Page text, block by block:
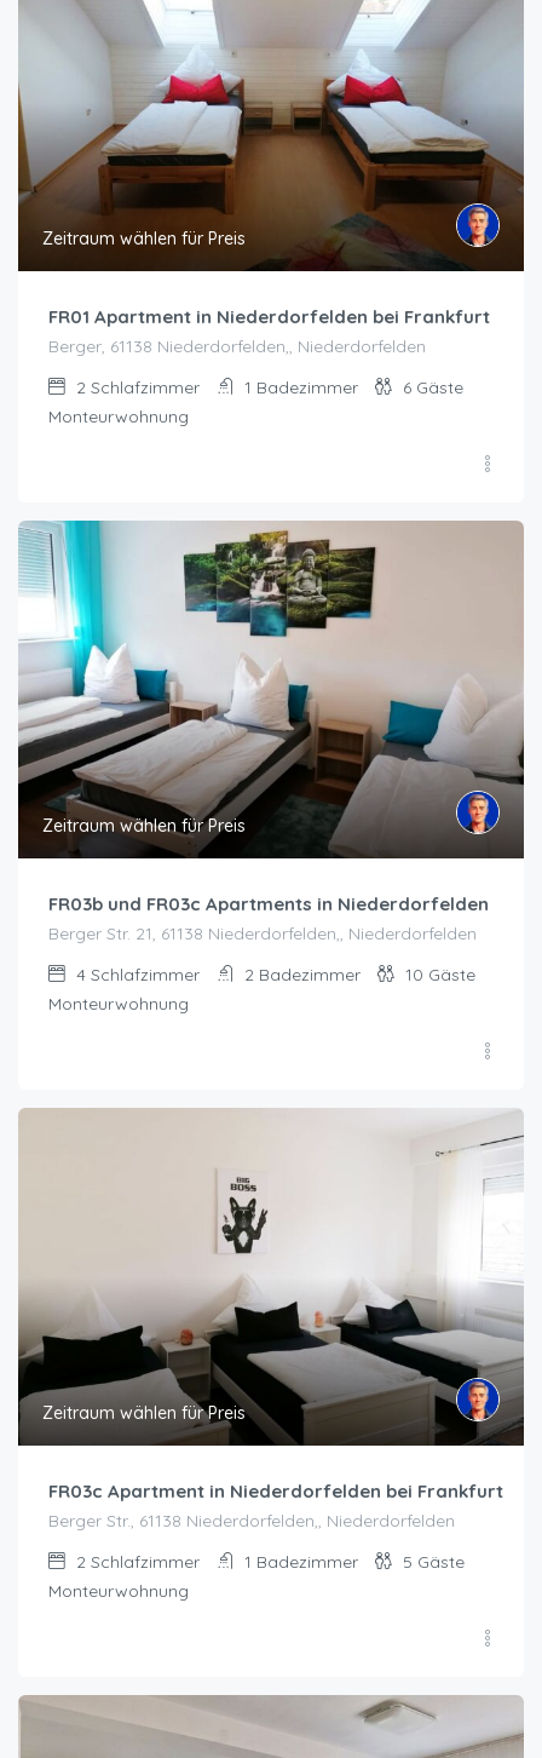
Zeitraum wählen für Preis
FR01 Apartment in Niederdorfelden bei Frankfurt
Berger, 61138 Niederdorfelden,, Niederdorfelden
2 Schlafzimmer 1 Badezimmer 6 Gäste
Monteurwohnung
Zeitraum wählen für Preis
FR03b und FR03c Apartments in Niederdorfelden
Berger Str. 21, 61138 Niederdorfelden,, Niederdorfelden
4 Schlafzimmer 2 Badezimmer 10 Gäste
Monteurwohnung
Zeitraum wählen für Preis
FR03c Apartment in Niederdorfelden bei Frankfurt
Berger Str., 61138 Niederdorfelden,, Niederdorfelden
2 Schlafzimmer 1 Badezimmer 5 Gäste
Monteurwohnung